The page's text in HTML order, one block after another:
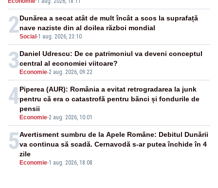
energetică
2Social -1 aug. 2026, 23:10
Dunărea a secat atât de mult încât a scos la suprafață
nave naziste din al doilea război mondial
3 Economie-2 aug. 2026, 09:22
Daniel Udrescu: De ce patrimoniul va deveni conceptul
central al economiei viitoare?
4
Economie-2 aug. 2026, 10:01
Piperea (AUR): România a evitat retrogradarea la junk
pentru că era o catastrofă pentru bănci și fondurile de
pensii
5
Economie-1 aug. 2026, 18:08
Avertisment sumbru de la Apele Române: Debitul Dunării
va continua să scadă. Cernavodă s-ar putea închide în 4
zile